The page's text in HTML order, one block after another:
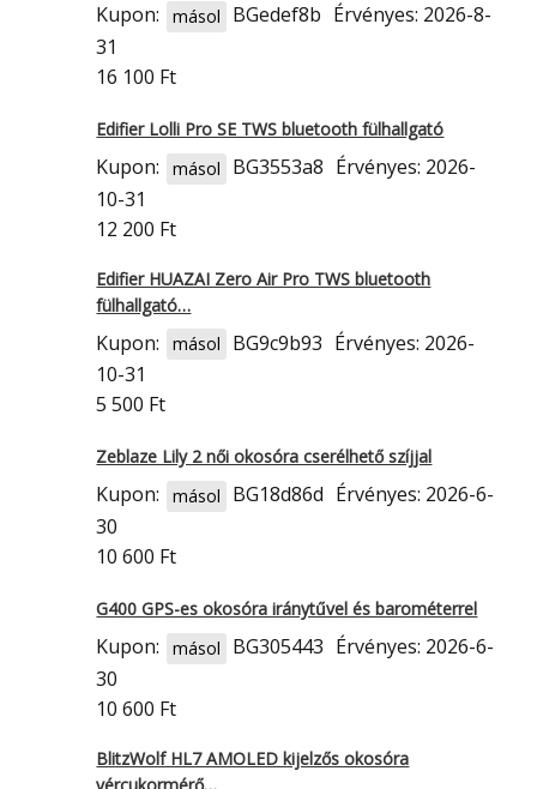
Kupon: másol BGedef8b Érvényes: 2026-8-
31
16 100 Ft
Edifier Lolli Pro SE TWS bluetooth fülhallgató
Kupon: másol BG3553a8 Érvényes: 2026-
10-31
12 200 Ft
Edifier HUAZAI Zero Air Pro TWS bluetooth
fülhallgató…
Kupon: másol BG9c9b93 Érvényes: 2026-
10-31
5 500 Ft
Zeblaze Lily 2 női okosóra cserélhető szíjjal
Kupon: másol BG18d86d Érvényes: 2026-6-
30
10 600 Ft
G400 GPS-es okosóra iránytűvel és barométerrel
Kupon: másol BG305443 Érvényes: 2026-6-
30
10 600 Ft
BlitzWolf HL7 AMOLED kijelzős okosóra